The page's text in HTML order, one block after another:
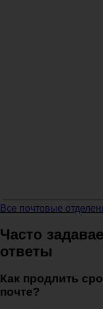
Все почтовые
Часто
ответы
Как продлить
почте?